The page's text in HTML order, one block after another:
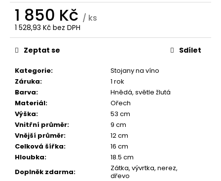
1 850 Kč / ks
1 528,93 Kč bez DPH
Měrná
cena:
Kategorie:
Stojany na víno
Záruka:
1 rok
Barva:
Hnědá, světle žlutá
Materiál:
Ořech
Výška:
53 cm
Vnitřní průměr:
9 cm
Vnější průměr:
12 cm
Celková šířka:
16 cm
Hloubka:
18.5 cm
Doplněk zdarma:
Zátka, vývrtka, nerez,
dřevo
Zeptat se Sdílet
p
u
č
e
m
e
DŘEVĚNÉ
KULIČKOVÉ
PERO
MYSTERY
(MANGO)